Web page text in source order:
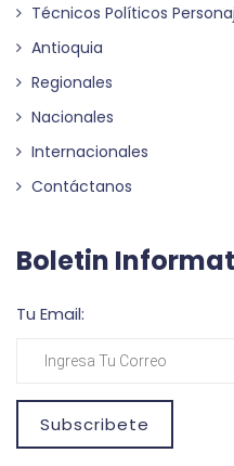
Técnicos Políticos
Antioquia
Regionales
Nacionales
Internacionales
Contáctanos
Boletin
Tu Email:
Subscribete